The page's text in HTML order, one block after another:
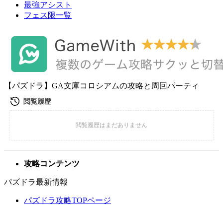
最強アシスト
フェス限一覧
【パズドラ】GA文庫コロシアムの攻略と周回パーティ
攻略コンテンツ
パズドラ最新情報
パズドラ攻略TOPページ